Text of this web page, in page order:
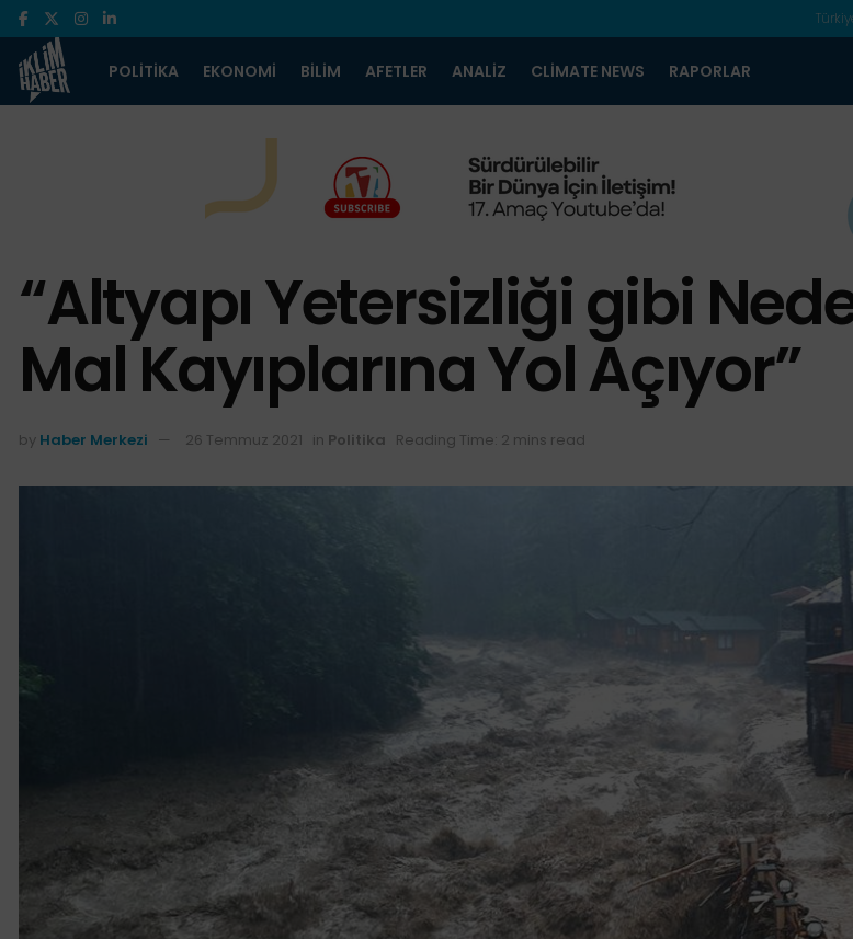
POLITIKA EKONOMI BILIM AFETLER ANALIZ CLIMATE NEWS RAPORLAR
“Altyapı Yetersizliği gibi
Mal Kayıplarına Yol Açıyor”
by Haber Merkezi 26 Temmuz 2021 in Politika Reading Time: 2 mins read